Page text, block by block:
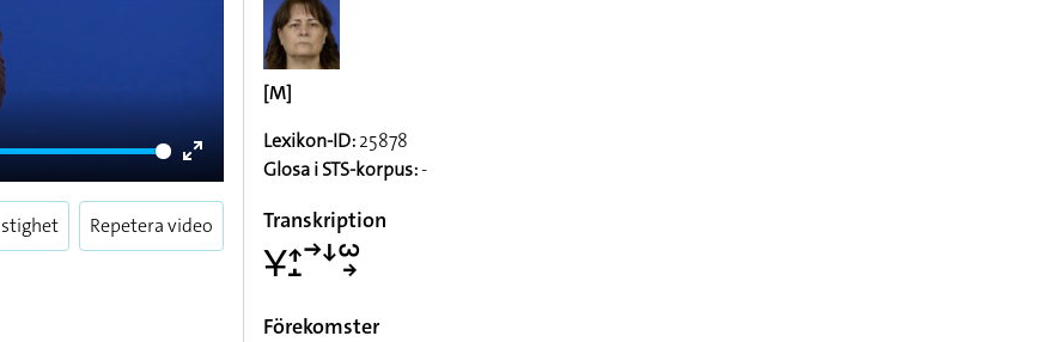
Enter
fullscreen
Repetera video
[M]
Lexikon-ID:25878
Glosa i STS-korpus:-
Transkription
􌥃􌤴􌤸􌥣􌦄􌥱􌥽
Förekomster